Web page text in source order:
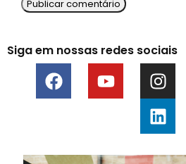
Siga em nossas redes sociais